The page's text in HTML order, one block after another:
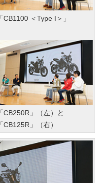
「CB1100 ＜Type I＞」
「CB250R」（左）と
「CB125R」（右）